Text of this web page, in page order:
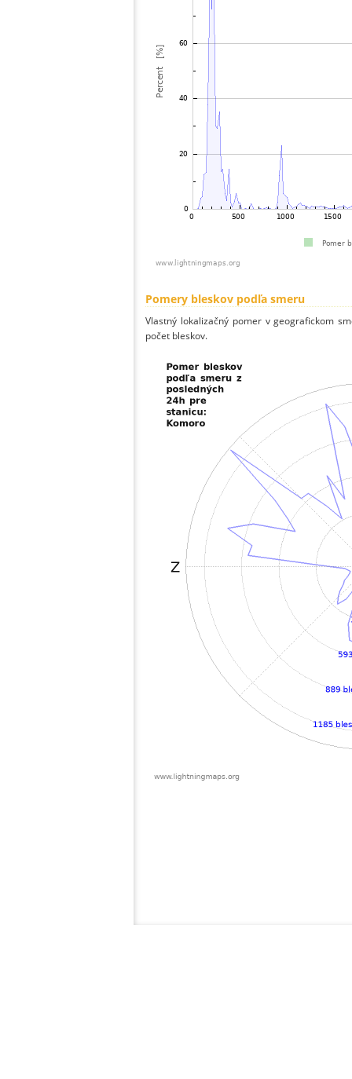
Pomery bleskov podľa smeru
Vlastný lokalizačný pomer v geografickom
počet bleskov.